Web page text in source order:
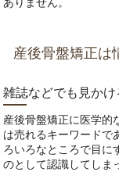
産後骨盤矯正は
雑誌などでも見か
産後骨盤矯正に医学的
は売れるキーワードで
ろいろなところで目に
のとして認識してしま